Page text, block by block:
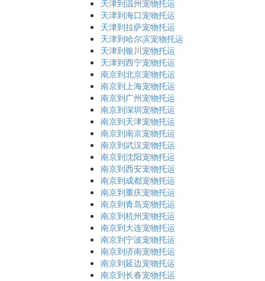
天津到温州宠物托运
天津到海口宠物托运
天津到拉萨宠物托运
天津到哈尔滨宠物托运
天津到银川宠物托运
天津到西宁宠物托运
南京到北京宠物托运
南京到上海宠物托运
南京到广州宠物托运
南京到深圳宠物托运
南京到天津宠物托运
南京到南京宠物托运
南京到武汉宠物托运
南京到沈阳宠物托运
南京到西安宠物托运
南京到成都宠物托运
南京到重庆宠物托运
南京到青岛宠物托运
南京到杭州宠物托运
南京到大连宠物托运
南京到宁波宠物托运
南京到济南宠物托运
南京到延边宠物托运
南京到长春宠物托运